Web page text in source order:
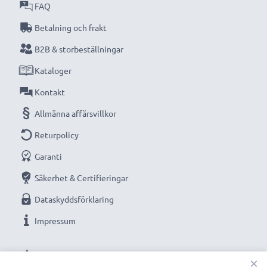
VÅRA BETALNINGSALTERNATIV
FAQ
Betalning och frakt
B2B & storbeställningar
Kataloger
Kontakt
Allmänna affärsvillkor
Returpolicy
Garanti
Säkerhet & Certifieringar
Dataskyddsförklaring
Impressum
×